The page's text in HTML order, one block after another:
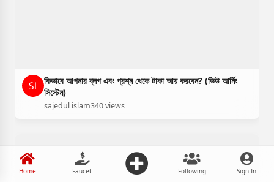
কিভাবে আপনার ব্লগ এবং প্রশ্ন থেকে টাকা আয় করবেন? (ভিউ আর্নিং
সিস্টেম)
sajedul islam340 views
Home Faucet Following Sign In